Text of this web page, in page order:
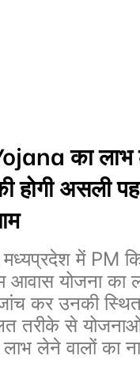
का लाभ
होगी असली
में PM
आवास योजना का
कर उनकी
तरीके से
लेने वालों का